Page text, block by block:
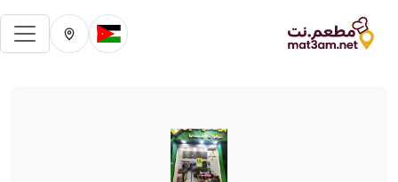
تغيير الدولة الحالية
تغيير المدينة